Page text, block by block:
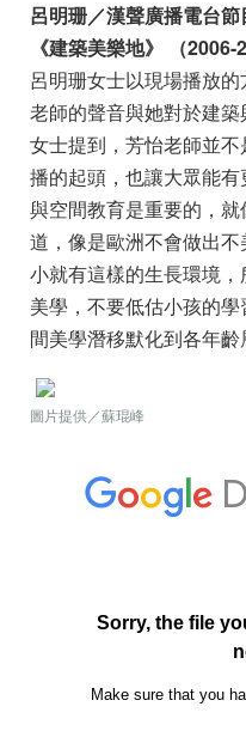
呂明珊／漢聲廣播電台節
《建築美樂地》 （2006-
呂明珊女士以現場播放
老師的聲音與她對於建
女士提到，芳怡老師並
播的起頭，也讓大眾能
與空間教育是重要的，
道，像是歐洲不會做出
小就有這樣的生長環境
美學，不要低估小孩的
間美學潛移默化到各年齡
圖片提供／蘇琨峰